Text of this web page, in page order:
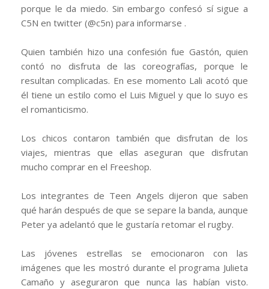
porque le da miedo. Sin embargo confesó sí sigue a
C5N en twitter (@c5n) para informarse .
Quien también hizo una confesión fue Gastón, quien
contó no disfruta de las coreografías, porque le
resultan complicadas. En ese momento Lali acotó que
él tiene un estilo como el Luis Miguel y que lo suyo es
el romanticismo.
Los chicos contaron también que disfrutan de los
viajes, mientras que ellas aseguran que disfrutan
mucho comprar en el Freeshop.
Los integrantes de Teen Angels dijeron que saben
qué harán después de que se separe la banda, aunque
Peter ya adelantó que le gustaría retomar el rugby.
Las jóvenes estrellas se emocionaron con las
imágenes que les mostró durante el programa Julieta
Camaño y aseguraron que nunca las habían visto.